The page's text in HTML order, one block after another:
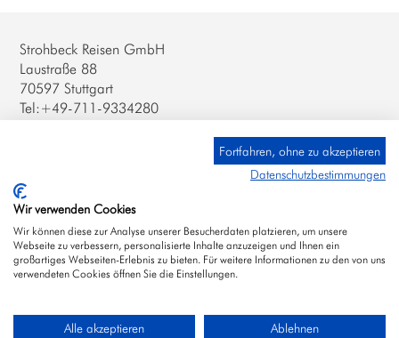
Strohbeck Reisen GmbH
Laustraße 88
70597 Stuttgart
Tel:+49-711-9334280
KONTAKT ÖSTERREICH
Strohbeck & Kühnel Reisen GmbH
Schottenbastei 6/6
1010 Wien, Austria
Fortfahren, ohne zu akzeptieren
Datenschutzbestimmungen
Wir verwenden Cookies
Wir können diese zur Analyse unserer Besucherdaten platzieren, um unsere
Webseite zu verbessern, personalisierte Inhalte anzuzeigen und Ihnen ein
großartiges Webseiten-Erlebnis zu bieten. Für weitere Informationen zu den von uns
verwendeten Cookies öffnen Sie die Einstellungen.
Alle akzeptieren Ablehnen